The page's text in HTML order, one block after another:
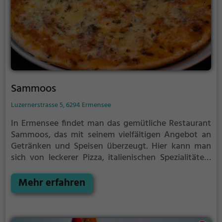
Sammoos
Luzernerstrasse 5, 6294 Ermensee
In Ermensee findet man das gemütliche Restaurant
Sammoos, das mit seinem vielfältigen Angebot an
Getränken und Speisen überzeugt. Hier kann man
sich von leckerer Pizza, italienischen Spezialitäten,
verwöhnen lassen. Auch für den kleinen Hunger
zwischendurch gibt es hier leckere Döner Kebab und
Frühstück oder für einen entspannten Abend - im
Mehr erfahren